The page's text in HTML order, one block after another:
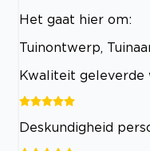
Het gaat hier om:
Tuinontwerp,
Kwaliteit geleverde
Deskundigheid